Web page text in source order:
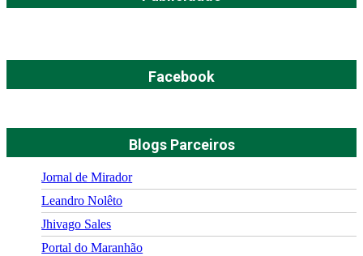
Facebook
Blogs Parceiros
Jornal de Mirador
Leandro Nolêto
Jhivago Sales
Portal do Maranhão